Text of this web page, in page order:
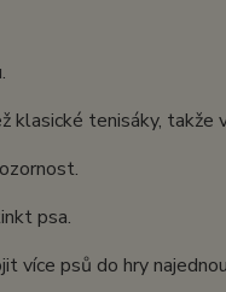
klasické tenisáky, takže
psa.
více psů do hry